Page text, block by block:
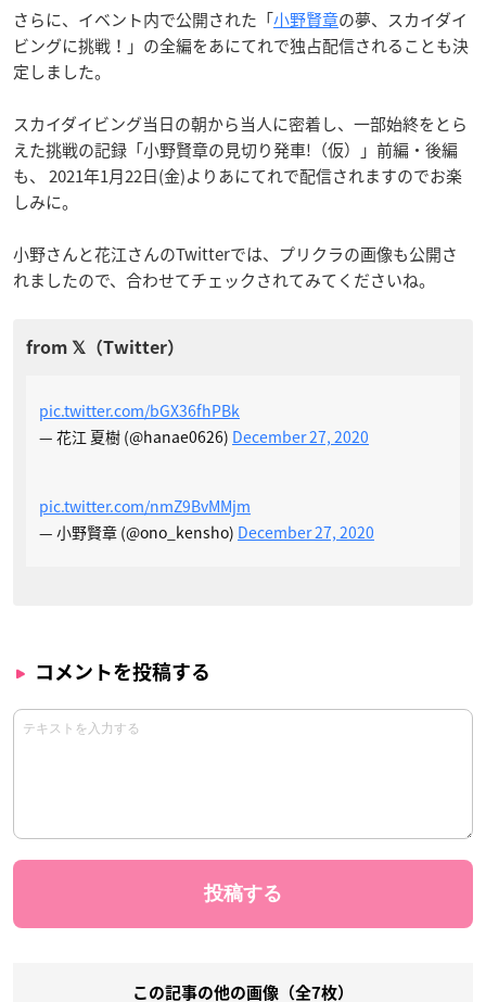
さらに、イベント内で公開された「小野賢章の夢、スカイダイ
ビングに挑戦！」の全編をあにてれで独占配信されることも決
定しました。
スカイダイビング当日の朝から当人に密着し、一部始終をとら
えた挑戦の記録「小野賢章の見切り発車!（仮）」前編・後編
も、 2021年1月22日(金)よりあにてれで配信されますのでお楽
しみに。
小野さんと花江さんのTwitterでは、プリクラの画像も公開さ
れましたので、合わせてチェックされてみてくださいね。
pic.twitter.com/bGX36fhPBk
— 花江 夏樹 (@hanae0626) December 27, 2020
pic.twitter.com/nmZ9BvMMjm
— 小野賢章 (@ono_kensho) December 27, 2020
コメントを投稿する
この記事の他の画像（全7枚）